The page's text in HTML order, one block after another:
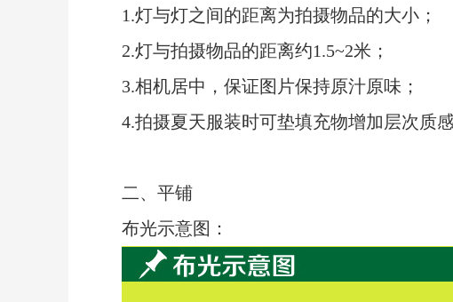
1.灯与灯之间的距离为拍摄物品的大小；
2.灯与拍摄物品的距离约1.5~2米；
3.相机居中，保证图片保持原汁原味；
4.拍摄夏天服装时可垫填充物增加层次质感
二、平铺
布光示意图：